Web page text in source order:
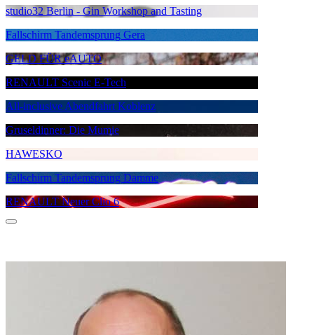
studio32 Berlin - Gin Workshop and Tasting
Fallschirm Tandemsprung Gera
GELD FÜR eAUTO
RENAULT Scenic E-Tech
All-inclusive Abendfahrt Koblenz
Gruseldinner: Die Mumie
HAWESKO
Fallschirm Tandemsprung Damme
RENAULT Neuer Clio 6